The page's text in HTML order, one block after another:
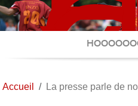
Accueil La presse parle de